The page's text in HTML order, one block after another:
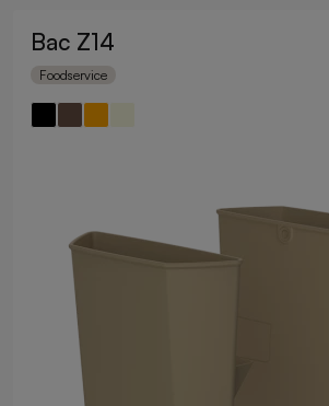
Bac Z14
Foodservice